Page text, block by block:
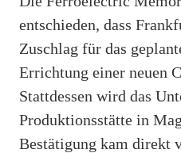
entschieden, dass
Zuschlag für das
Errichtung einer neuen
Stattdessen wird das
Produktionsstätte in
Bestätigung kam direkt